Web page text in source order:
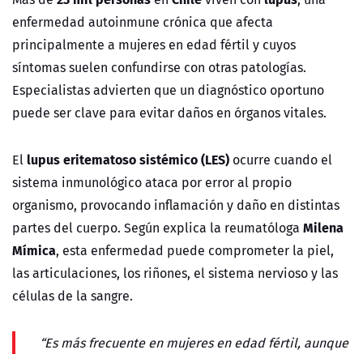
enfermedad autoinmune crónica que afecta
principalmente a mujeres en edad fértil y cuyos
síntomas suelen confundirse con otras patologías.
Especialistas advierten que un diagnóstico oportuno
puede ser clave para evitar daños en órganos vitales.
El lupus eritematoso sistémico (LES) ocurre cuando el
sistema inmunológico ataca por error al propio
organismo, provocando inflamación y daño en distintas
partes del cuerpo. Según explica la reumatóloga Milena
Mímica, esta enfermedad puede comprometer la piel,
las articulaciones, los riñones, el sistema nervioso y las
células de la sangre.
“Es más frecuente en mujeres en edad fértil, aunque